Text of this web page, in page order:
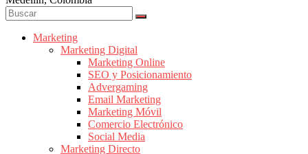
|
Revistas
Marketing
Publicidad
Marketing
Marketing Digital
Marketing Online
SEO y Posicionamiento
Advergaming
Email Marketing
Marketing Móvil
Comercio Electrónico
Social Media
Marketing Directo